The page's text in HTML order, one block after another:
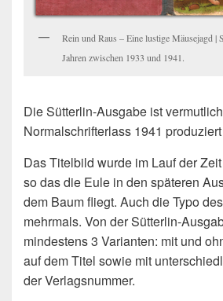
Rein und Raus – Eine lustige Mäusejagd |
Jahren zwischen 1933 und 1941.
Die Sütterlin-Ausgabe ist
Normalschrifterlass 1941
Das Titelbild wurde im Lauf der
so das die Eule in den späteren
dem Baum fliegt. Auch die Typo
mehrmals. Von der Sütterlin-
mindestens 3 Varianten: mit und
auf dem Titel sowie mit
der Verlagsnummer.